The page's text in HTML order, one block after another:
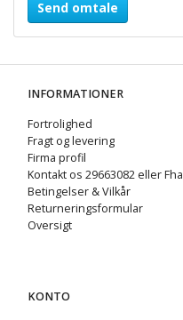
Send omtale
INFORMATIONER
Fortrolighed
Fragt og levering
Firma profil
Kontakt os 29663082 eller
Betingelser & Vilkår
Returneringsformular
Oversigt
KONTO